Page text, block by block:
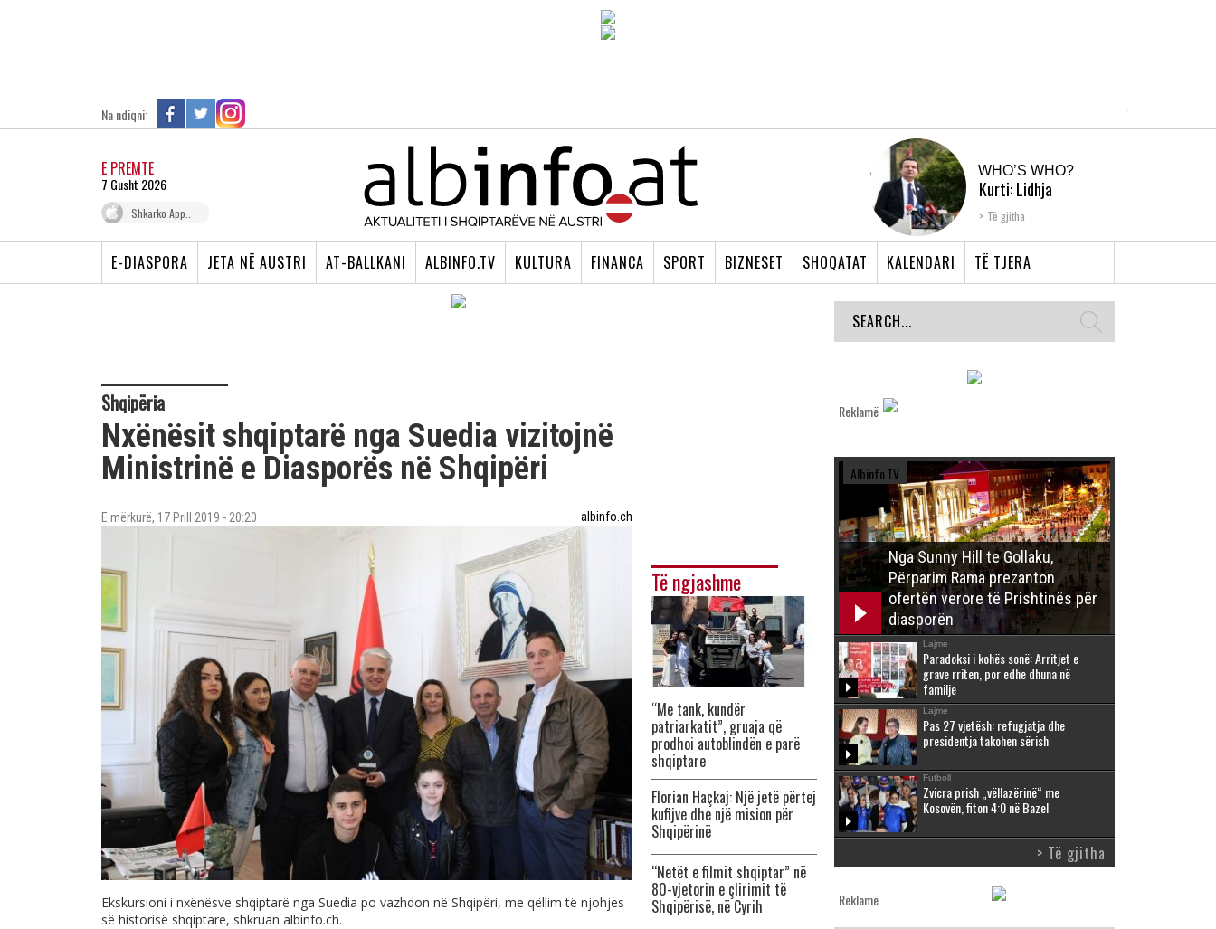
Na ndiqni:
E PREMTE
7 Gusht 2026
Shkarko App..
WHO’S WHO?
Kurti: Lidhja
Shqiptare e Prizrenit,
Të gjitha
E-DIASPORA JETA NË AUSTRI AT-BALLKANI ALBINFO.TV KULTURA FINANCA SPORT BIZNESET SHOQATAT KALENDARI TË TJERA
Shqipëria
Nxënësit shqiptarë nga Suedia vizitojnë
Ministrinë e Diasporës në Shqipëri
E mërkurë, 17 Prill 2019 - 20:20 albinfo.ch
Ekskursioni i nxënësve shqiptarë nga Suedia po vazhdon në Shqipëri, me qëllim të njohjes
së historisë shqiptare, shkruan albinfo.ch.
Të ngjashme
“Me tank, kundër
patriarkatit”, gruaja që
prodhoi autoblindën e parë
shqiptare
Florian Haçkaj: Një jetë përtej
kufijve dhe një mision për
Shqipërinë
“Netët e filmit shqiptar” në
80-vjetorin e çlirimit të
Shqipërisë, në Cyrih
Reklamë
Albinfo.TV
Nga Sunny Hill te Gollaku,
Përparim Rama prezanton
ofertën verore të Prishtinës për
diasporën
Lajme
Paradoksi i kohës sonë: Arritjet e
grave rriten, por edhe dhuna në
familje
Lajme
Pas 27 vjetësh: refugjatja dhe
presidentja takohen sërish
Futboll
Zvicra prish „vëllazërinë“ me
Kosovën, fiton 4:0 në Bazel
> Të gjitha
Reklamë